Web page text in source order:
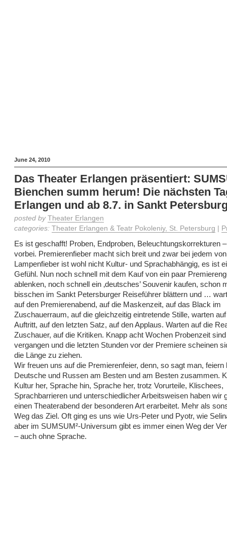
June 24, 2010
Das Theater Erlangen präsentiert:
Bienchen summ herum! Die nächsten
Erlangen und ab 8.7. in Sankt
posted by Theater Erlangen
categories: Theater Erlangen & Teatr Pokoleniy, St. Petersburg
Es ist geschafft! Proben, Endproben, Beleuchtungskorrekturen
vorbei. Premierenfieber macht sich breit und zwar bei jedem
Lampenfieber ist wohl nicht Kultur- und Sprachabhängig, es ist
Gefühl. Nun noch schnell mit dem Kauf von ein paar
ablenken, noch schnell ein ‚deutsches’ Souvenir kaufen, schon
bisschen im Sankt Petersburger Reiseführer blättern und …
auf den Premierenabend, auf die Maskenzeit, auf das Black im
Zuschauerraum, auf die gleichzeitig eintretende Stille, warten
Auftritt, auf den letzten Satz, auf den Applaus. Warten auf die
Zuschauer, auf die Kritiken. Knapp acht Wochen Probenzeit
vergangen und die letzten Stunden vor der Premiere scheinen
die Länge zu ziehen.
Wir freuen uns auf die Premierenfeier, denn, so sagt man, feiern
Deutsche und Russen am Besten und am Besten zusammen.
Kultur her, Sprache hin, Sprache her, trotz Vorurteile, Klischees,
Sprachbarrieren und unterschiedlicher Arbeitsweisen haben wir
einen Theaterabend der besonderen Art erarbeitet. Mehr als
Weg das Ziel. Oft ging es uns wie Urs-Peter und Pyotr, wie
aber im SUMSUM²-Universum gibt es immer einen Weg der
– auch ohne Sprache.